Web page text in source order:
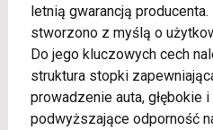
letnią gwarancją
stworzono z myślą o
Do jego kluczowych cech
struktura stopki
prowadzenie auta, głębokie i
podwyższające odporność